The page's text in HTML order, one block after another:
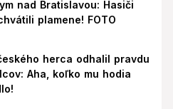
nad Bratislavou: Hasiči
plamene! FOTO
herca odhalil pravdu
Aha, koľko mu hodia